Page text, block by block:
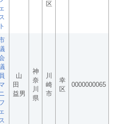
ェ
ト
区
員
ェ
山
田
益男
神
奈
川
県
川
崎
市
幸
区
0000000065